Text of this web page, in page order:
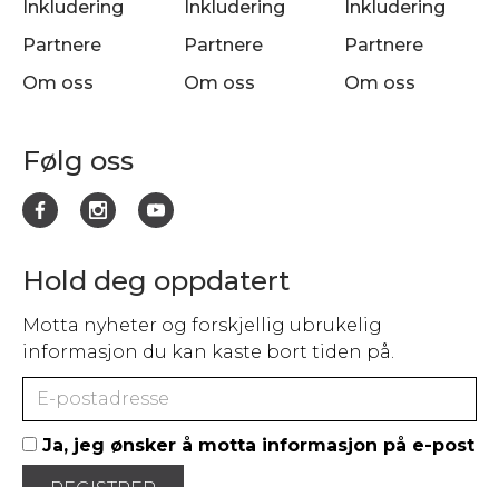
Inkludering
Partnere
Om oss
Inkludering
Partnere
Om oss
Inkludering
Partnere
Om oss
Følg oss
Hold deg oppdatert
Motta nyheter og forskjellig ubrukelig
informasjon du kan kaste bort tiden på.
Ja, jeg ønsker å motta informasjon på e-post